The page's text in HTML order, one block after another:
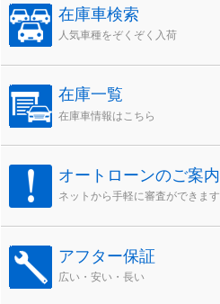
在庫車検索
人気車種をぞくぞく入荷
在庫一覧
在庫車情報はこちら
オートローンのご案内
ネットから手軽に審査ができます
アフター保証
広い・安い・長い